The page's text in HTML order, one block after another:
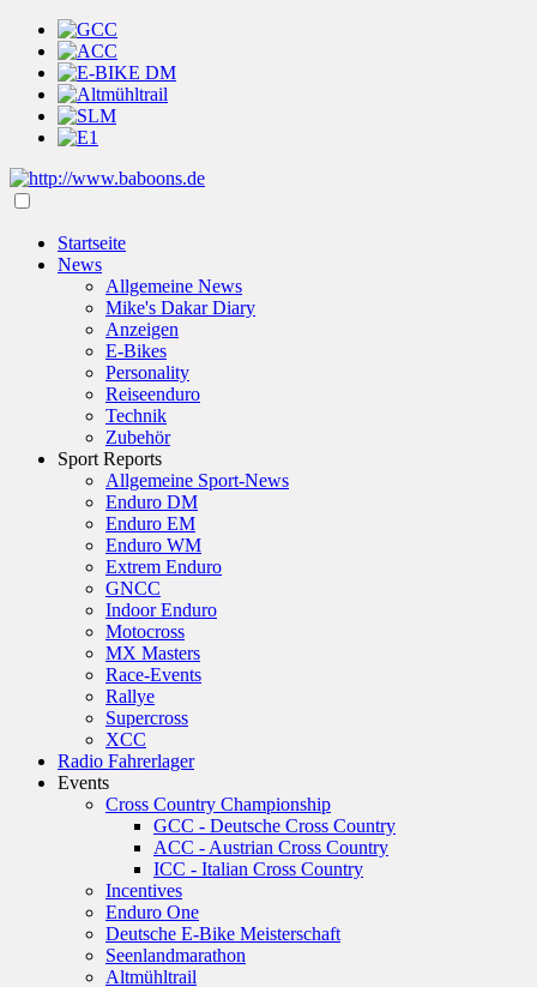
Startseite
News
Allgemeine News
Mike's Dakar Diary
Anzeigen
E-Bikes
Personality
Reiseenduro
Technik
Zubehör
Sport Reports
Allgemeine Sport-News
Enduro DM
Enduro EM
Enduro WM
Extrem Enduro
GNCC
Indoor Enduro
Motocross
MX Masters
Race-Events
Rallye
Supercross
XCC
Radio Fahrerlager
Events
Cross Country Championship
GCC - Deutsche Cross Country
ACC - Austrian Cross Country
ICC - Italian Cross Country
Incentives
Enduro One
Deutsche E-Bike Meisterschaft
Seenlandmarathon
Altmühltrail